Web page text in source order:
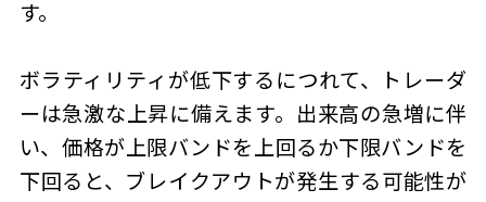
す。
ボラティリティが低下するにつれて、トレーダ
ーは急激な上昇に備えます。出来高の急増に伴
い、価格が上限バンドを上回るか下限バンドを
下回ると、ブレイクアウトが発生する可能性が